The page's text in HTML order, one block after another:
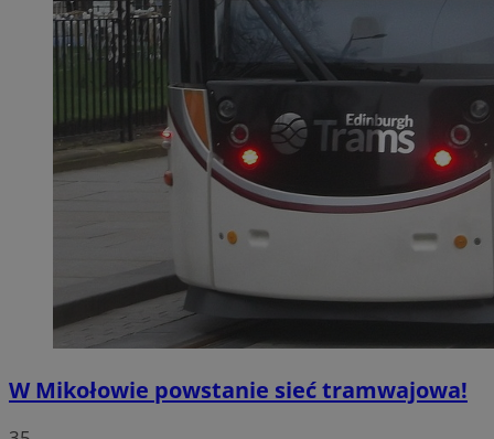
W Mikołowie powstanie sieć tramwajowa!